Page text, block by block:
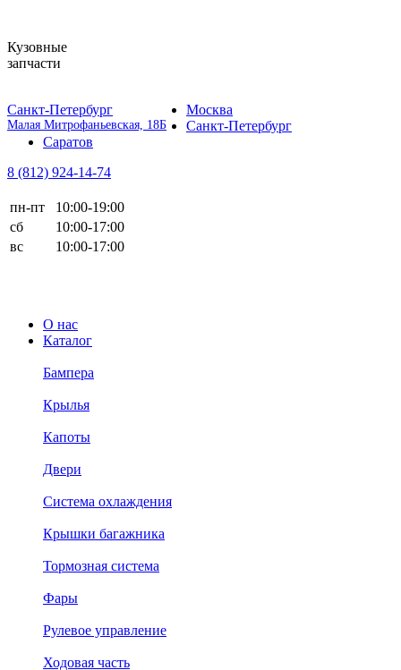
Кузовные
запчасти
Санкт-Петербург
Малая Митрофаньевская, 18Б
Москва
Санкт-Петербург
Саратов
8 (812) 924-14-74
пн-пт
10:00-19:00
сб
10:00-17:00
вс
10:00-17:00
О нас
Каталог
Бампера
Крылья
Капоты
Двери
Система охлаждения
Крышки багажника
Тормозная система
Фары
Рулевое управление
Ходовая часть